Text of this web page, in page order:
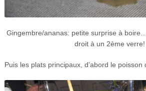
Gingembre/ananas: petite surprise à
droit à un 2ème verre!
Puis les plats principaux, d’abord le